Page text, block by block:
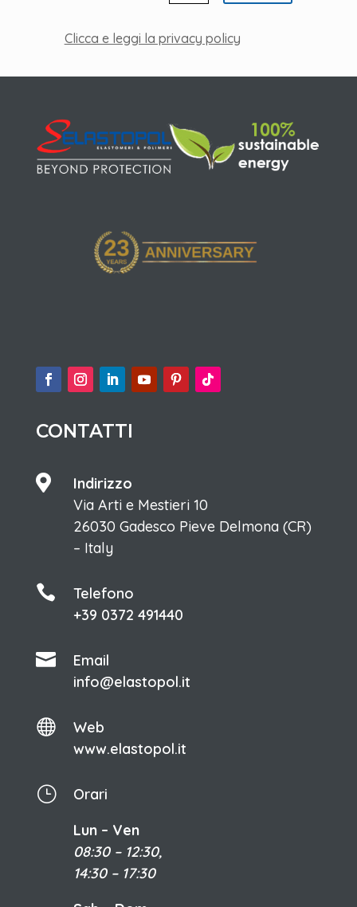
Clicca e leggi la privacy policy
CONTATTI

Indirizzo
Via Arti e Mestieri 10
26030 Gadesco Pieve Delmona (CR)
– Italy

Telefono
+39 0372 491440

Email
info@elastopol.it

Web
www.elastopol.it
}
Orari
Lun – Ven
08:30 – 12:30,
14:30 – 17:30